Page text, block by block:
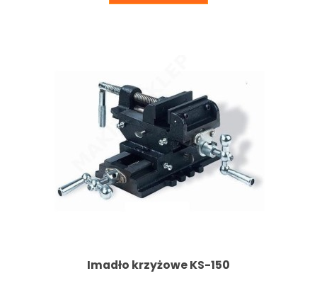
Imadło krzyżowe KS-150